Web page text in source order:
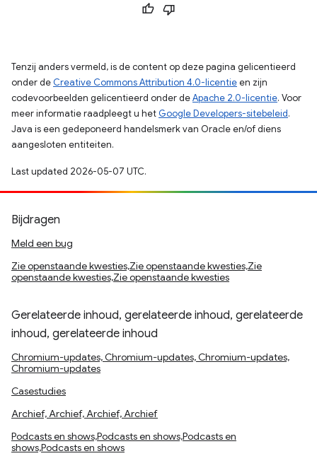
Tenzij anders vermeld, is de content op deze pagina gelicentieerd
onder de Creative Commons Attribution 4.0-licentieen zijn
codevoorbeelden gelicentieerd onder deApache 2.0-licentie. Voor
meer informatie raadpleegt u het Google Developers-sitebeleid.
Java is een gedeponeerd handelsmerk van Oracle en/of diens
aangesloten entiteiten.
Last updated 2026-05-07 UTC.
Bijdragen
Meld een bug
Zie openstaande kwesties,Zie openstaande kwesties,Zie
openstaande kwesties,Zie openstaande kwesties
Gerelateerde inhoud, gerelateerde inhoud, gerelateerde
inhoud, gerelateerde inhoud
Chromium-updates, Chromium-updates, Chromium-updates,
Chromium-updates
Casestudies
Archief, Archief, Archief, Archief
Podcasts en shows,Podcasts en shows,Podcasts en
shows,Podcasts en shows